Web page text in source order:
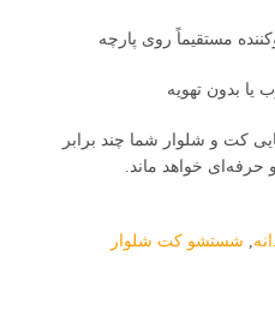
مستقیماً روی پارچه
بدون تهویه
کت و شلوار شما چند برابر
خواهد ماند.
, شستشو کت شلوار